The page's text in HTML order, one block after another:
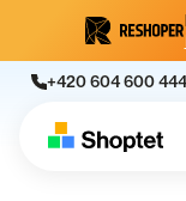
+420 604 600 444